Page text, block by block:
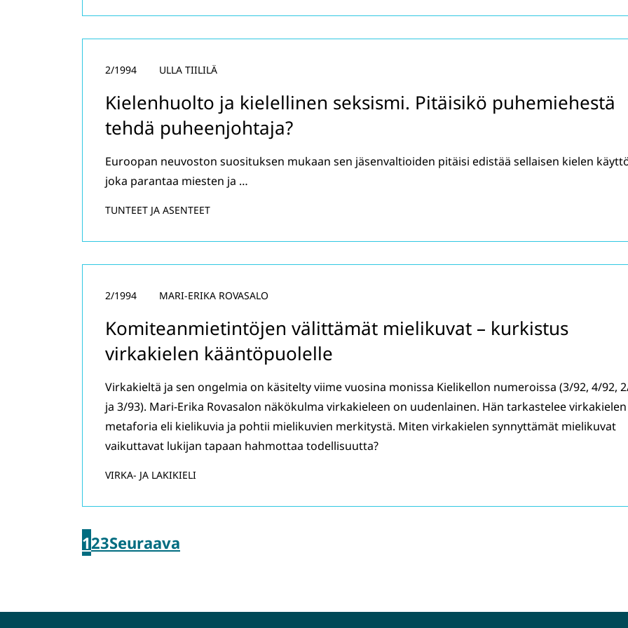
Kielenhuolto ja kielellinen seksismi. Pitäisikö puhemiehestä
tehdä puheenjohtaja?
2/1994 ULLA TIILILÄ
Euroopan neuvoston suosituksen mukaan sen jäsenvaltioiden pitäisi edistää sellaisen kielen
joka parantaa miesten ja …
TUNTEET JA ASENTEET
Komiteanmietintöjen välittämät mielikuvat – kurkistus
virkakielen kääntöpuolelle
2/1994 MARI-ERIKA ROVASALO
Virkakieltä ja sen ongelmia on käsitelty viime vuosina monissa Kielikellon numeroissa (3/92, 4/92,
ja 3/93). Mari-Erika Rovasalon näkökulma virkakieleen on uudenlainen. Hän tarkastelee virkakielen
metaforia eli kielikuvia ja pohtii mielikuvien merkitystä. Miten virkakielen synnyttämät mielikuvat
vaikuttavat lukijan tapaan hahmottaa todellisuutta?
VIRKA- JA LAKIKIELI
123Seuraava